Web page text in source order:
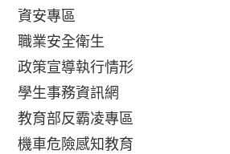
資安專區
職業安全衛生
政策宣導執行情形
學生事務資訊網
教育部反霸凌專區
機車危險感知教育